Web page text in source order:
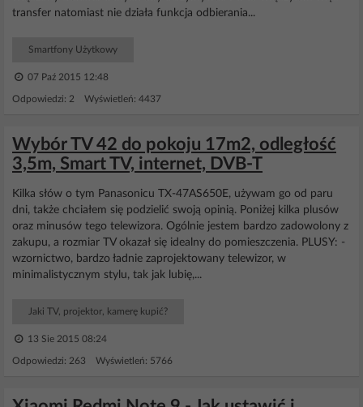
transfer natomiast nie działa funkcja odbierania...
Smartfony Użytkowy
07 Paź 2015 12:48
Odpowiedzi: 2 Wyświetleń: 4437
Wybór TV 42 do pokoju 17m2, odległość
3,5m, Smart TV, internet, DVB-T
Kilka słów o tym Panasonicu TX-47AS650E, używam go od paru
dni, także chciałem się podzielić swoją opinią. Poniżej kilka plusów
oraz minusów tego telewizora. Ogólnie jestem bardzo zadowolony z
zakupu, a rozmiar TV okazał się idealny do pomieszczenia. PLUSY: -
wzornictwo, bardzo ładnie zaprojektowany telewizor, w
minimalistycznym stylu, tak jak lubię,...
Jaki TV, projektor, kamerę kupić?
13 Sie 2015 08:24
Odpowiedzi: 263 Wyświetleń: 5766